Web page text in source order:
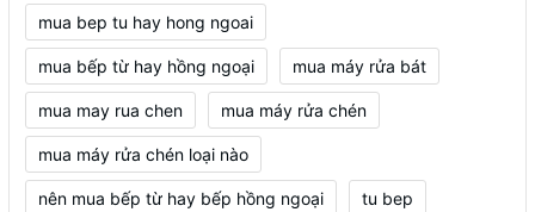
mua bep tu hay hong ngoai
mua bếp từ hay hồng ngoại mua máy rửa bát
mua may rua chen mua máy rửa chén
mua máy rửa chén loại nào
nên mua bếp từ hay bếp hồng ngoại tu bep